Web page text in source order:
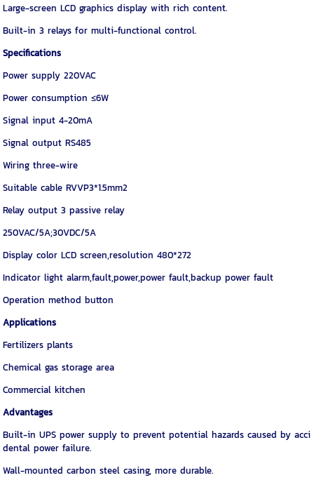
Large-screen LCD graphics display with rich content.
Built-in 3 relays for multi-functional control.
Specifications
Power supply 220VAC
Power consumption ≤6W
Signal input 4-20mA
Signal output RS485
Wiring three-wire
Suitable cable RVVP3*1.5mm2
Relay output 3 passive relay
250VAC/5A;30VDC/5A
Display color LCD screen,resolution 480*272
Indicator light alarm,fault,power,power fault,backup power fault
Operation method button
Applications
Fertilizers plants
Chemical gas storage area
Commercial kitchen
Advantages
Built-in UPS power supply to prevent potential hazards caused by acci
dental power failure.
Wall-mounted carbon steel casing, more durable.